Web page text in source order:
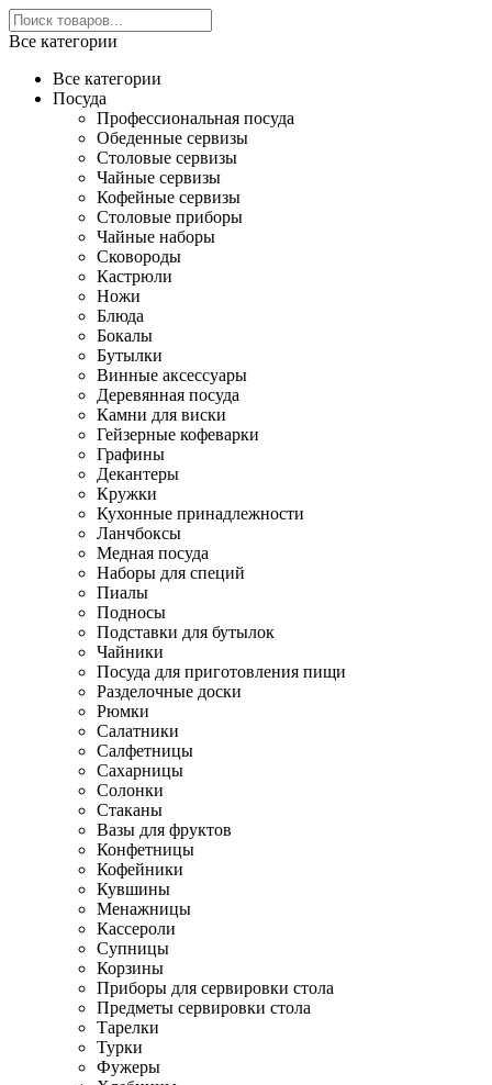
Все категории
Все категории
Посуда
Профессиональная посуда
Обеденные сервизы
Столовые сервизы
Чайные сервизы
Кофейные сервизы
Столовые приборы
Чайные наборы
Сковороды
Кастрюли
Ножи
Блюда
Бокалы
Бутылки
Винные аксессуары
Деревянная посуда
Камни для виски
Гейзерные кофеварки
Графины
Декантеры
Кружки
Кухонные принадлежности
Ланчбоксы
Медная посуда
Наборы для специй
Пиалы
Подносы
Подставки для бутылок
Чайники
Посуда для приготовления пищи
Разделочные доски
Рюмки
Салатники
Салфетницы
Сахарницы
Солонки
Стаканы
Вазы для фруктов
Конфетницы
Кофейники
Кувшины
Менажницы
Кассероли
Супницы
Корзины
Приборы для сервировки стола
Предметы сервировки стола
Тарелки
Турки
Фужеры